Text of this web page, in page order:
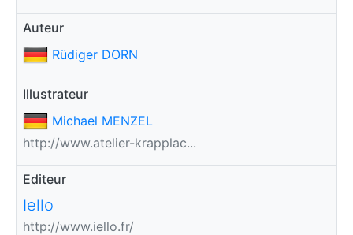
Auteur
Rüdiger DORN
Illustrateur
Michael MENZEL
http://www.atelier-krapplac...
Editeur
Iello
http://www.iello.fr/